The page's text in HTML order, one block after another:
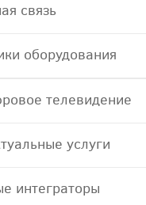
связь
оборудования
телевидение
услуги
интеграторы